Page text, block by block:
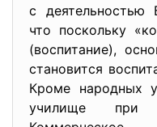
с деятельностью
что поскольку
(воспитание),
становится
Кроме народных
училище при